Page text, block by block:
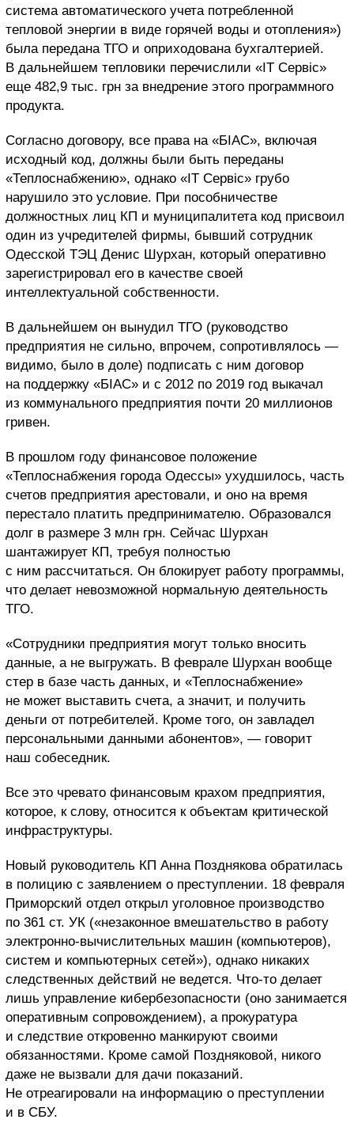
система автоматического учета потребленной
тепловой энергии в виде горячей воды и отопления»)
была передана ТГО и оприходована бухгалтерией.
В дальнейшем тепловики перечислили «IT Сервіс»
еще 482,9 тыс. грн за внедрение этого программного
продукта.
Согласно договору, все права на «БІАС», включая
исходный код, должны были быть переданы
«Теплоснабжению», однако «IT Сервіс» грубо
нарушило это условие. При пособничестве
должностных лиц КП и муниципалитета код присвоил
один из учредителей фирмы, бывший сотрудник
Одесской ТЭЦ Денис Шурхан, который оперативно
зарегистрировал его в качестве своей
интеллектуальной собственности.
В дальнейшем он вынудил ТГО (руководство
предприятия не сильно, впрочем, сопротивлялось —
видимо, было в доле) подписать с ним договор
на поддержку «БІАС» и с 2012 по 2019 год выкачал
из коммунального предприятия почти 20 миллионов
гривен.
В прошлом году финансовое положение
«Теплоснабжения города Одессы» ухудшилось, часть
счетов предприятия арестовали, и оно на время
перестало платить предпринимателю. Образовался
долг в размере 3 млн грн. Сейчас Шурхан
шантажирует КП, требуя полностью
с ним рассчитаться. Он блокирует работу программы,
что делает невозможной нормальную деятельность
ТГО.
«Сотрудники предприятия могут только вносить
данные, а не выгружать. В феврале Шурхан вообще
стер в базе часть данных, и «Теплоснабжение»
не может выставить счета, а значит, и получить
деньги от потребителей. Кроме того, он завладел
персональными данными абонентов», — говорит
наш собеседник.
Все это чревато финансовым крахом предприятия,
которое, к слову, относится к объектам критической
инфраструктуры.
Новый руководитель КП Анна Позднякова обратилась
в полицию с заявлением о преступлении. 18 февраля
Приморский отдел открыл уголовное производство
по 361 ст. УК («незаконное вмешательство в работу
электронно-вычислительных машин (компьютеров),
систем и компьютерных сетей»), однако никаких
следственных действий не ведется. Что-то делает
лишь управление кибербезопасности (оно занимается
оперативным сопровождением), а прокуратура
и следствие откровенно манкируют своими
обязанностями. Кроме самой Поздняковой, никого
даже не вызвали для дачи показаний.
Не отреагировали на информацию о преступлении
и в СБУ.